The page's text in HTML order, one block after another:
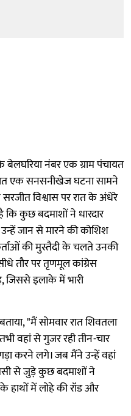
नंबर एक ग्राम पंचायत
एक सनसनीखेज घटना सामने
विश्वास पर रात के अंधेरे
कि कुछ बदमाशों ने धारदार
जान से मारने की कोशिश
की मुस्तैदी के चलते उनकी
तौर पर तृणमूल कांग्रेस
जिससे इलाके में भारी
"मैं सोमवार रात शिवतला
वहां से गुजर रही तीन-चार
करने लगे। जब मैंने उन्हें वहां
से जुड़े कुछ बदमाशों ने
हाथों में लोहे की रॉड और